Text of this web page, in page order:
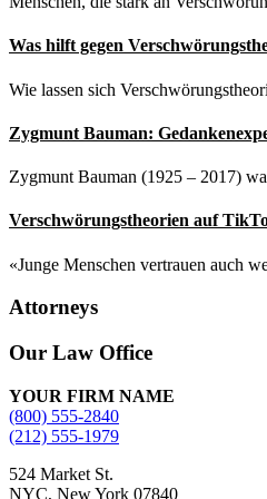
Was hilft gegen
Wie lassen sich
Zygmunt Bauman:
Zygmunt Bauman (1925 – 2017)
Verschwörungstheorien auf
«Junge Menschen vertrauen auch
Attorneys
Site
Footer
Our Law Office
YOUR FIRM NAME
(800) 555-2840
(212) 555-1979
524 Market St.
NYC, New York 07840